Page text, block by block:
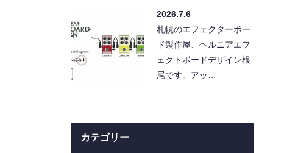
2026.7.6
札幌のエフェクターボー
ド製作屋、ヘルニアエフ
ェクトボードデザイン根
尾です。アッ…
カテゴリー